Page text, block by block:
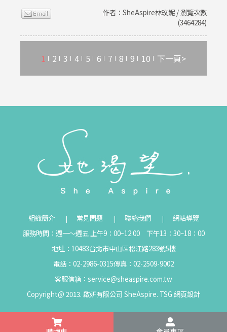
作者：SheAspire林玫妮 / 瀏覽次數
(3464284)
1 2 3 4 5 6 7 8 9 10 下一頁>
組織簡介 常見問題 聯絡我們
網站導覽
服務時間：週一～週五 上午9：00~12:00 下午13：30~18：00
地址：10483台北市中山區松江路283號5樓
電話：02-2986-0315傳真：02-2509-9002
客服信箱： service@sheaspire.com.tw
Copyright@ 2013. 啟妍有限公司 SheAspire. TSG 網頁設計